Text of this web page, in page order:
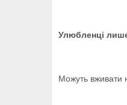
Улюбленці
Можуть вживати